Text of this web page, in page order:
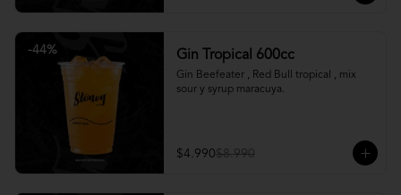
-44% Gin Tropical 600cc
Gin Beefeater , Red Bull tropical , mix
sour y syrup maracuya.
$4.990$8.990